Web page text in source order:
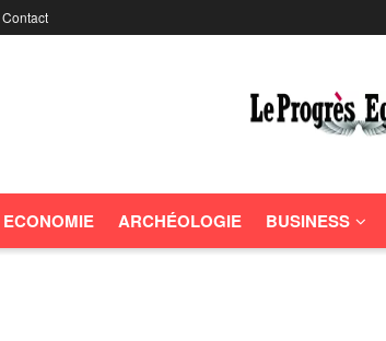
Contact
ECONOMIE ARCHÉOLOGIE BUSINESS